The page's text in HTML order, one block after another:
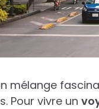
mélange
Pour vivre un